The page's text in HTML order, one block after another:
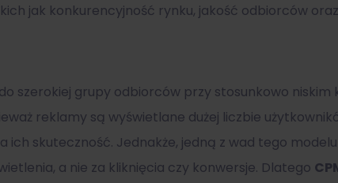
jak konkurencyjność rynku, jakość odbiorców
szerokiej grupy odbiorców przy stosunkowo niskim
reklamy są wyświetlane dużej liczbie
skuteczność. Jednakże, jedną z wad tego
a nie za kliknięcia czy konwersje. Dlatego